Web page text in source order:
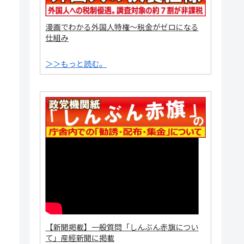
漫画でわかる外国人特権～税金がゼロになる
仕組み
＞＞もっと読む。
【新聞掲載】一般質問「しんぶん赤旗につい
て」産經新聞に掲載